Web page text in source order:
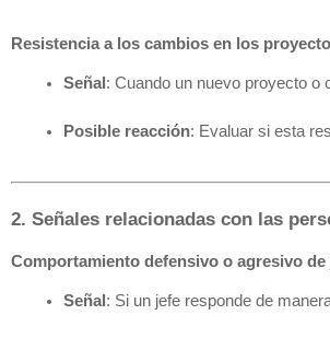
Resistencia a los cambios en los
Señal : Cuando un nuevo proyecto o
Posible reacción: Evaluar si esta
2. Señales relacionadas con las
Comportamiento defensivo o agresivo de
Señal: Si un jefe responde de